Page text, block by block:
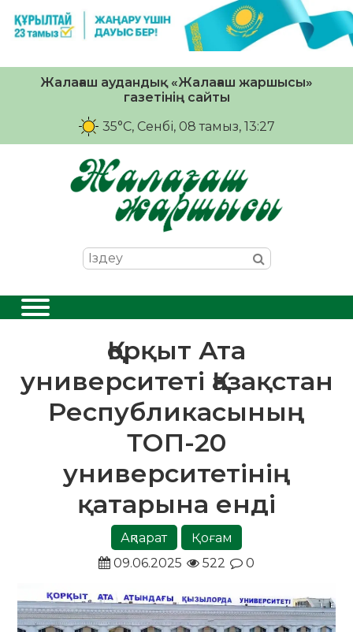
Жалағаш аудандық «Жалағаш жаршысы»
газетінің сайты
35°C, Сенбі, 08 тамыз, 13:27
Қорқыт Ата
университеті Қазақстан
Республикасының
ТОП-20
университетінің
қатарына енді
Ақпарат
Қоғам
09.06.2025
522 0